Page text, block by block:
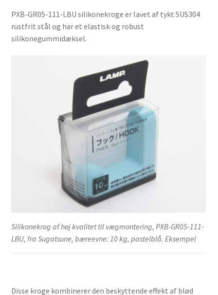
PXB-GR05-111-LBU silikonekroge er lavet af tykt SUS304
rustfrit stål og har et elastisk og robust
silikonegummidæksel.
Silikonekrog af høj kvalitet til vægmontering, PXB-GR05-111-
LBU, fra Sugatsune, bæreevne: 10 kg, pastelblå. Eksempel
Disse kroge kombinerer den beskyttende effekt af blød